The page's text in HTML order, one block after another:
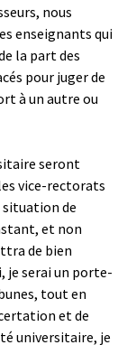
nous
enseignants qui
la part des
pour juger de
à un autre ou
seront
vice-rectorats
de
et non
de bien
je serai un porte-
tout en
et de
universitaire, je